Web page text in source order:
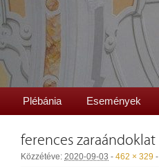
Plébánia Események
ferences zaraándoklat
Közzétéve: 2020-09-03 - 462 × 329 -